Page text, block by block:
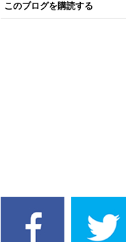
このブログを購読する